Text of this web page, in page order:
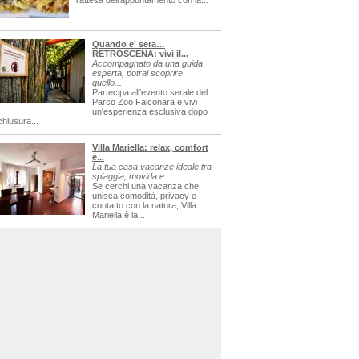
Quando e' sera…
RETROSCENA: vivi il...
Accompagnato da una guida
esperta, potrai scoprire
quello...
Partecipa all'evento serale del
Parco Zoo Falconara e vivi
un'esperienza esclusiva dopo
Villa Mariella: relax, comfort
e...
La tua casa vacanze ideale tra
spiaggia, movida e...
Se cerchi una vacanza che
unisca comodità, privacy e
contatto con la natura, Villa
Mariella è la...